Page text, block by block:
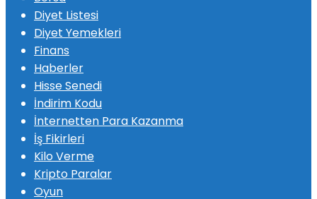
Diyet Listesi
Diyet Yemekleri
Finans
Haberler
Hisse Senedi
İndirim Kodu
İnternetten Para Kazanma
İş Fikirleri
Kilo Verme
Kripto Paralar
Oyun